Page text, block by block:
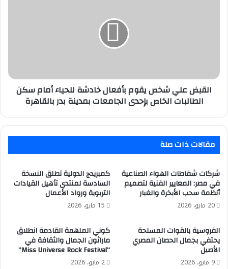
سكن
الطالبات
الجامعات
بدر
بالقاهرة
القبض علي شخص يقوم بأفعال خادشة للحياء أمام سكن
الطالبات الخاص بإحدى الجامعات بمدينة بدر بالقاهرة
مقالات ذات صلة
شركات شفاطات الهواء الصناعية
في مصر: المعايير الفنية لتصميم
أنظمة سحب الأبخرة والغبار
20 مايو، 2026
كمبريدج الدولية تطلق النسخة
السادسة لمنتدى تأهيل القيادات
التربوية ورواد الأعمال
15 مايو، 2026
الفروسية بالقوات المسلحة
يحتفي بجمال الحصان المصري
الأصيل
9 مايو، 2026
كوني الملهمة القادمة انطلاق
ماراثون الجمال والثقافة في
“Miss Universe Rock Festival”
2 مايو، 2026